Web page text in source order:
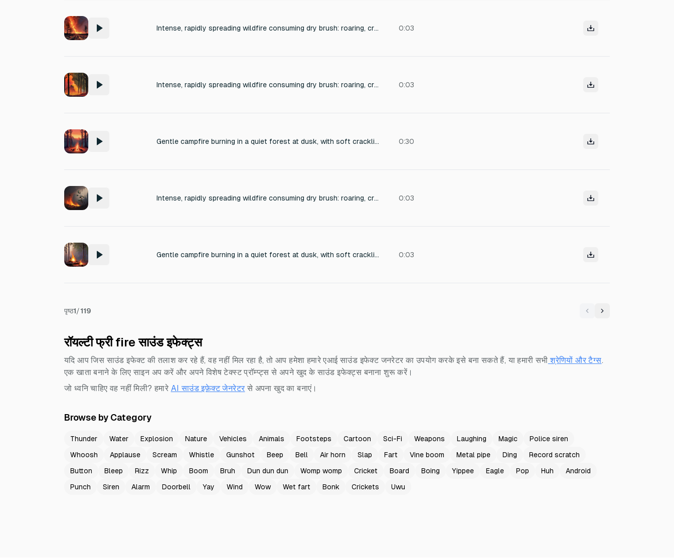
Intense, rapidly spreading wildfire consuming dry brush: roaring, crackling flames with sharp pops of exploding twigs, accompanied by a low rumble and the hiss of burning leaves. Close-miked, immersive stereo field with hot, aggressive energy. Perfect for a dramatic scene of encroaching danger. 0:03
Intense, rapidly spreading wildfire consuming dry brush: roaring, crackling flames with sharp pops of exploding twigs, accompanied by a low rumble and the hiss of burning leaves. Close-miked, immersive stereo field with hot, aggressive energy. Perfect for a dramatic scene of encroaching danger. 0:03
Gentle campfire burning in a quiet forest at dusk, with soft crackling and occasional pops of resin-filled wood, warm and cozy atmosphere, intimate and relaxing soundscape, recorded with close-mic technique for detailed texture, perfect for meditation or ambient relaxation. 0:30
Intense, rapidly spreading wildfire consuming dry brush: roaring, crackling flames with sharp pops of exploding twigs, accompanied by a low rumble and the hiss of burning leaves. Close-miked, immersive stereo field with hot, aggressive energy. Perfect for a dramatic scene of encroaching danger. 0:03
Gentle campfire burning in a quiet forest at dusk, with soft crackling and occasional pops of resin-filled wood, warm and cozy atmosphere, intimate and relaxing soundscape, recorded with close-mic technique for detailed texture, perfect for meditation or ambient relaxation. 0:03
पृष्ठ1/119
Previous
Next
रॉयल्टी फ्री fire साउंड इफेक्ट्स
यदि आप जिस साउंड इफेक्ट की तलाश कर रहे हैं, वह नहीं मिल रहा है, तो आप हमेशा हमारे एआई साउंड इफेक्ट जनरेटर का उपयोग करके इसे बना सकते हैं, या हमारी सभी श्रेणियों और टैग्स.
एक खाता बनाने के लिए साइन अप करें और अपने विशेष टेक्स्ट प्रॉम्प्ट्स से अपने खुद के साउंड इफेक्ट्स बनाना शुरू करें।
जो ध्वनि चाहिए वह नहीं मिली? हमारे AI साउंड इफ़ेक्ट जेनरेटर से अपना खुद का बनाएं।
Browse by Category
Thunder Water Explosion Nature Vehicles Animals Footsteps Cartoon Sci-Fi Weapons Laughing Magic
Police siren
Whoosh
Applause Scream Whistle Gunshot Beep Bell Air horn Slap Fart Vine boom Metal pipe Ding
Record scratch
Button
Bleep Rizz Whip Boom Bruh Dun dun dun Womp womp Cricket Board Boing Yippee Eagle Pop Huh
Android
Punch
Siren Alarm Doorbell Yay Wind Wow Wet fart Bonk Crickets Uwu